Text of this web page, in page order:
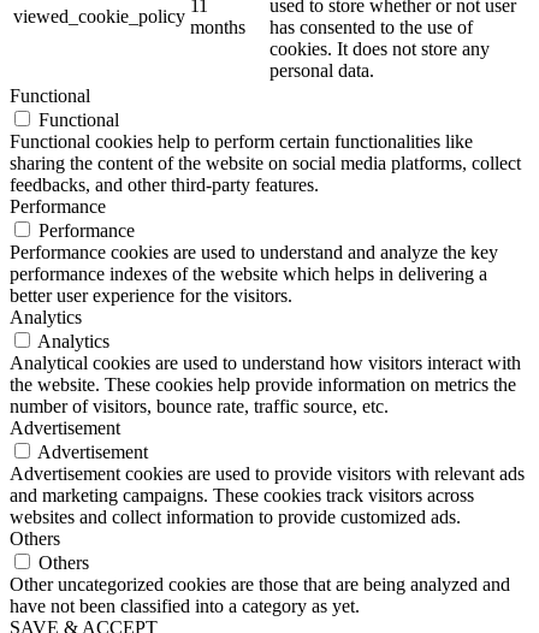
viewed_cookie_policy
11
months
used to store whether or not user
has consented to the use of
cookies. It does not store any
personal data.
Functional
Functional
Functional cookies help to perform certain functionalities like
sharing the content of the website on social media platforms, collect
feedbacks, and other third-party features.
Performance
Performance
Performance cookies are used to understand and analyze the key
performance indexes of the website which helps in delivering a
better user experience for the visitors.
Analytics
Analytics
Analytical cookies are used to understand how visitors interact with
the website. These cookies help provide information on metrics the
number of visitors, bounce rate, traffic source, etc.
Advertisement
Advertisement
Advertisement cookies are used to provide visitors with relevant ads
and marketing campaigns. These cookies track visitors across
websites and collect information to provide customized ads.
Others
Others
Other uncategorized cookies are those that are being analyzed and
have not been classified into a category as yet.
SAVE & ACCEPT